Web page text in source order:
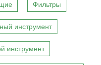
Фильтры
инструмент
инструмент